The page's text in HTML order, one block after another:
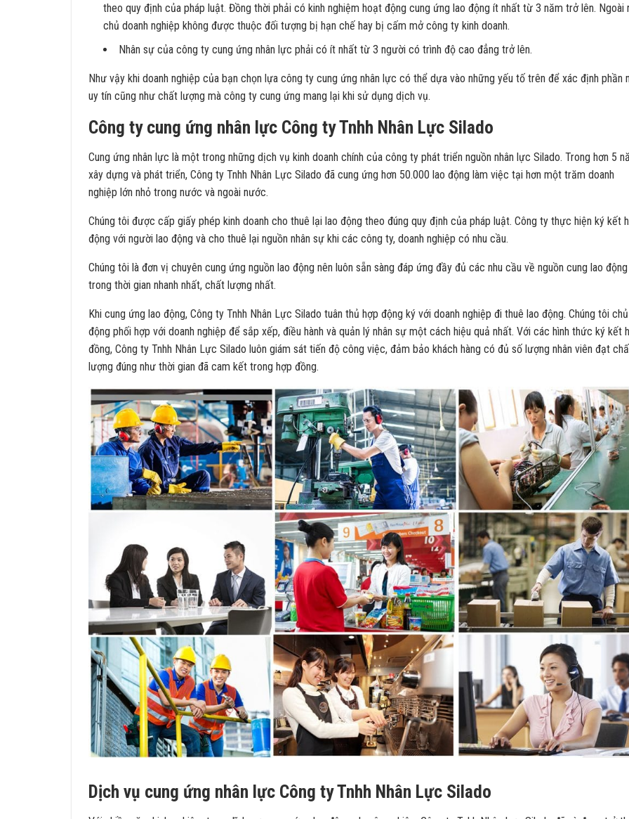
theo quy định của pháp luật. Đồng thời phải có kinh nghiệm hoạt động cung ứng lao động ít nhất từ 3 năm trở lên. Ngoài
chủ doanh nghiệp không được thuộc đối tượng bị hạn chế hay bị cấm mở công ty kinh doanh.
Nhân sự của công ty cung ứng nhân lực phải có ít nhất từ 3 người có trình độ cao đẳng trở lên.
Như vậy khi doanh nghiệp của bạn chọn lựa công ty cung ứng nhân lực có thể dựa vào những yếu tố trên để xác định phần
uy tín cũng như chất lượng mà công ty cung ứng mang lại khi sử dụng dịch vụ.
Công ty cung ứng nhân lực Công ty Tnhh Nhân Lực Silado
Cung ứng nhân lực là một trong những dịch vụ kinh doanh chính của công ty phát triển nguồn nhân lực Silado. Trong hơn 5
xây dựng và phát triển, Công ty Tnhh Nhân Lực Silado đã cung ứng hơn 50.000 lao động làm việc tại hơn một trăm doanh
nghiệp lớn nhỏ trong nước và ngoài nước.
Chúng tôi được cấp giấy phép kinh doanh cho thuê lại lao động theo đúng quy định của pháp luật. Công ty thực hiện ký kết
động với người lao động và cho thuê lại nguồn nhân sự khi các công ty, doanh nghiệp có nhu cầu.
Chúng tôi là đơn vị chuyên cung ứng nguồn lao động nên luôn sẵn sàng đáp ứng đầy đủ các nhu cầu về nguồn cung lao động
trong thời gian nhanh nhất, chất lượng nhất.
Khi cung ứng lao động, Công ty Tnhh Nhân Lực Silado tuân thủ hợp động ký với doanh nghiệp đi thuê lao động. Chúng tôi chủ
động phối hợp với doanh nghiệp để sắp xếp, điều hành và quản lý nhân sự một cách hiệu quả nhất. Với các hình thức ký kết
đồng, Công ty Tnhh Nhân Lực Silado luôn giám sát tiến độ công việc, đảm bảo khách hàng có đủ số lượng nhân viên đạt
lượng đúng như thời gian đã cam kết trong hợp đồng.
Dịch vụ cung ứng nhân lực Công ty Tnhh Nhân Lực Silado